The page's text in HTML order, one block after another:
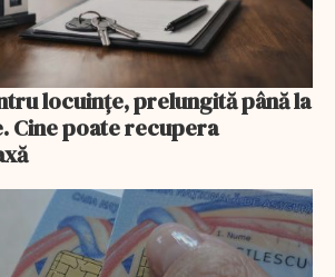
locuințe, prelungită până la
Cine poate recupera